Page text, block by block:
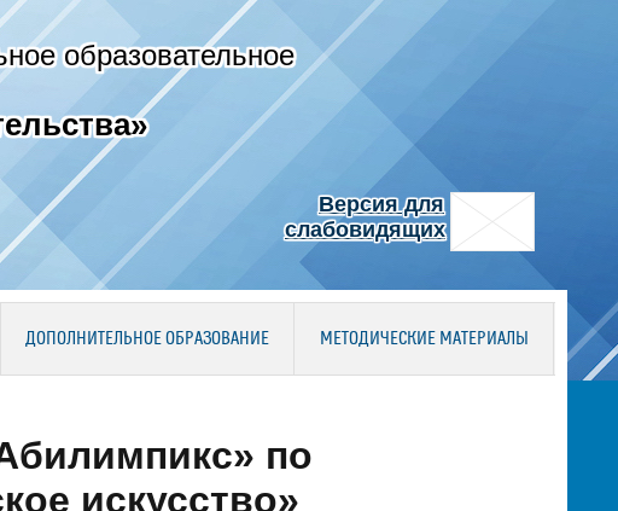
образовательное
Версия для
слабовидящих
ДОПОЛНИТЕЛЬНОЕ ОБРАЗОВАНИЕ МЕТОДИЧЕСКИЕ МАТЕРИАЛЫ
по
искусство»